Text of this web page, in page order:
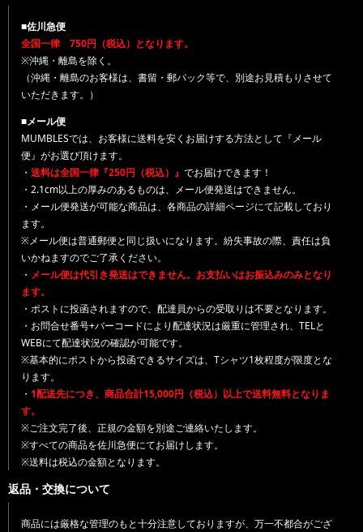
■佐川急便
全国一律 750円（税込）となります。
※沖縄・離島を除く。
（沖縄・離島のお客様は、書留・郵パック等で、別途お見積もりさせて
いただきます。）
■メール便
MUMBLESでは、お客様に送料を安くお届けする方法として『メール
便』がお選び頂けます。
・ 送料は全国一律『250円（税込）』 でお届けできます！
・2.1cm以上の厚みのあるものは、メール便発送はできません。
・メール便発送が可能な商品は、各商品の詳細ページにて記載しており
ます。
※メール便は普通郵便と同じ扱いになります。紛失事故の際、責任は負
いかねますのでご了承ください。
・ メール便は代引き発送はできません。お支払いはお振込みのみとなり
ます。
・ポストに投函されますので、配達員からの受取りは不要となります。
・お問合せ番号+バーコードにより配達状況は厳重に管理され、TELと
WEBにて配達状況の確認が可能です。
※基本的にポストから投函できるサイズは、Tシャツ1枚程度が限度とな
ります。
・ 1配送先につき、商品合計15,000円（税込）以上で送料無料となりま
す。
※ご注文完了後、正規の金額を別途ご連絡いたします。
※すべての商品を佐川急便にてお届けします。
※送料は税込の金額となります。
返品・交換について
商品には厳格な管理のもと十分注意しておりますが、万一不都合がござ